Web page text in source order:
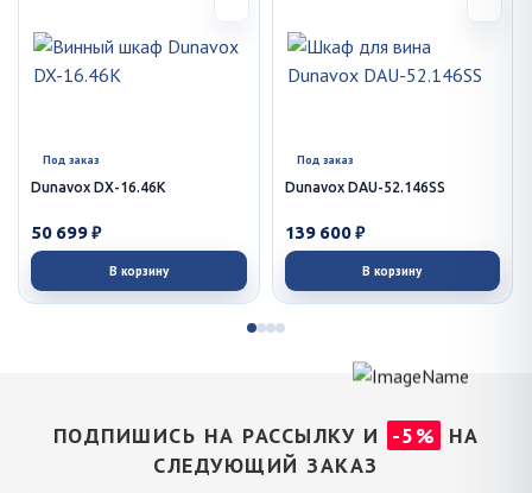
Под заказ
Dunavox DX-16.46K
50 699 ₽
В корзину
Под заказ
Dunavox DAU-52.146SS
139 600 ₽
В корзину
ПОДПИШИСЬ НА РАССЫЛКУ И -5%
НА
СЛЕДУЮЩИЙ ЗАКАЗ